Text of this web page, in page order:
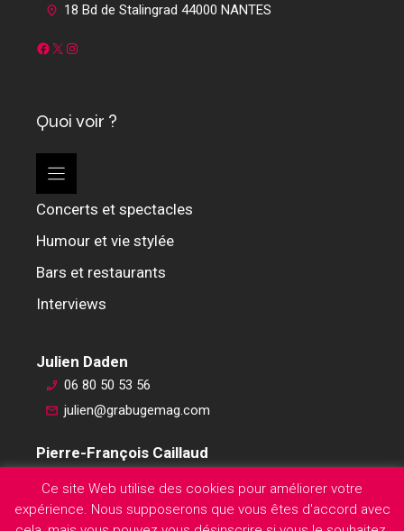
18 Bd de Stalingrad 44000 NANTES
Facebook
X Instagram
Quoi voir ?
Concerts et spectacles
Humour et vie stylée
Bars et restaurants
Interviews
Julien Daden
06 80 50 53 56
julien@grabugemag.com
Pierre-François Caillaud
pierre-francois@grabugemag.com
Mentions légales
Ce site Web utilise des cookies pour améliorer votre
expérience. Nous supposerons que vous êtes d'accord avec